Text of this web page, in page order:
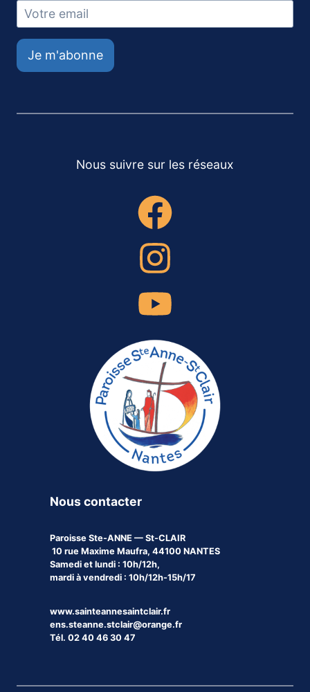
Je m'abonne
Nous suivre sur les réseaux
Nous contacter
Paroisse Ste-ANNE — St-CLAIR
10 rue Maxime Maufra, 44100 NANTES
Samedi et lundi : 10h/12h,
mardi à vendredi : 10h/12h-15h/17
www.sainteannesaintclair.fr
ens.steanne.stclair@orange.fr
Tél. 02 40 46 30 47